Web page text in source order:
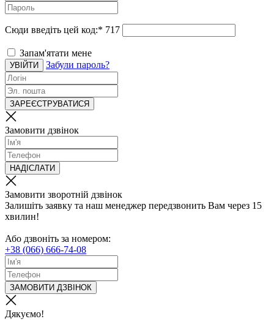
Сюди введіть цей код:* 717
Запам'ятати мене
УВІЙТИ Забули пароль?
ЗАРЕЄСТРУВАТИСЯ
Замовити дзвінок
НАДІСЛАТИ
Замовити зворотній дзвінок
Залишіть заявку та наш менеджер передзвонить Вам через 15
хвилин!
Або дзвоніть за номером:
+38 (066) 666-74-08
ЗАМОВИТИ ДЗВІНОК
Дякуємо!